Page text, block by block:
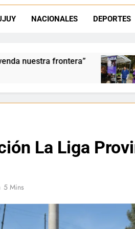
La frontera se subleva:
NACIONALES DEPORTES
Día del Veterinario
La Liga
5 Mins